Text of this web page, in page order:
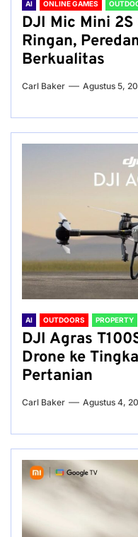
AI ONLINE GAMES
DJI Mic Mini
Ringan,
Berkualitas
Carl Baker Agustus 5,
AI OUTDOORS PROPERTY
DJI Agras
Drone ke
Pertanian
Carl Baker Agustus 4,